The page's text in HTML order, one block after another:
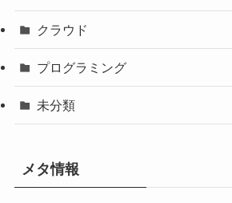
クラウド
プログラミング
未分類
メタ情報